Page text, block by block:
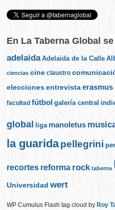
En La Taberna Global
adelaida Adelaida de la Calle
ciencias cine claustro
elecciones entrevista erasmus
facultad fútbol galería central
global liga manoletus
la guaridapellegrini
recortes reforma rock taberna
Universidad wert
WP Cumulus Flash tag cloud by Roy